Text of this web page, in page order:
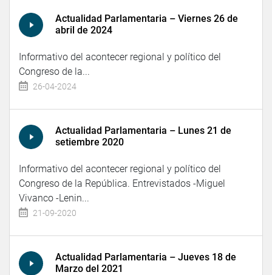
Actualidad Parlamentaria – Viernes 26 de
abril de 2024
Informativo del acontecer regional y político del
Congreso de la...
26-04-2024
Actualidad Parlamentaria – Lunes 21 de
setiembre 2020
Informativo del acontecer regional y político del
Congreso de la República. Entrevistados -Miguel
Vivanco -Lenin...
21-09-2020
Actualidad Parlamentaria – Jueves 18 de
Marzo del 2021